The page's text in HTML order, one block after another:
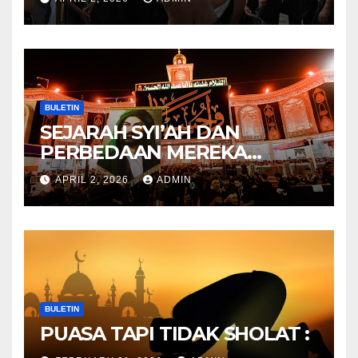
Mitos Imam Gaib
BULETIN
SEJARAH SYI’AH DAN
PERBEDAAN MEREKA
ANTARA DULU DAN
SEKARANG
APRIL 2, 2026 ADMIN
BULETIN
PUASA TAPI TIDAK SHOLAT :